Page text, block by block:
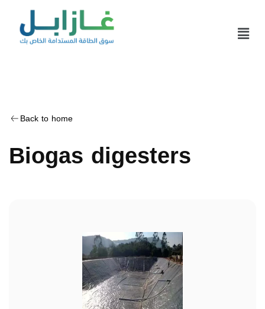
Back to home
Biogas digesters